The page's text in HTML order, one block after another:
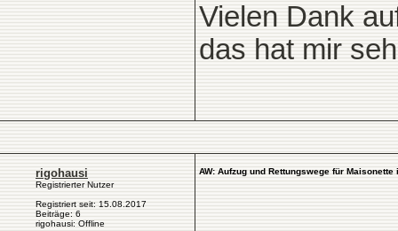
Vielen Dank
das hat mir
rigohausi
Registrierter Nutzer
Registriert seit: 15.08.2017
Beiträge: 6
rigohausi: Offline
AW: Aufzug und Rettungswege für Maisonette